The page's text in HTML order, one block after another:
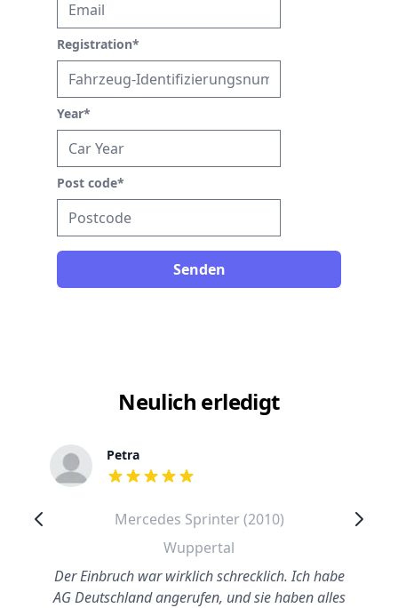
Registration*
Year*
Post code*
Senden
Neulich erledigt
Petra
out of 5 stars
Mercedes Sprinter (2010)
Wuppertal
Der Einbruch war wirklich schrecklich. Ich habe
AG Deutschland angerufen, und sie haben alles